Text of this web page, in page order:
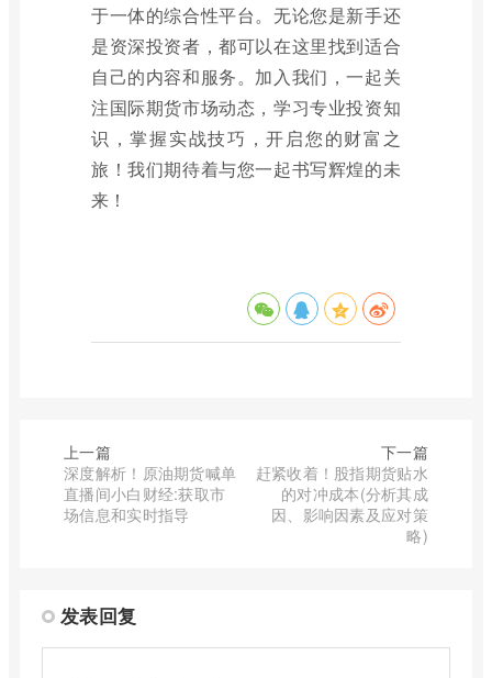
于一体的综合性平台。无论您是新手还
是资深投资者，都可以在这里找到适合
自己的内容和服务。加入我们，一起关
注国际期货市场动态，学习专业投资知
识，掌握实战技巧，开启您的财富之
旅！我们期待着与您一起书写辉煌的未
来！
上一篇
深度解析！原油期货喊单
直播间小白财经:获取市
场信息和实时指导
下一篇
赶紧收着！股指期货贴水
的对冲成本(分析其成
因、影响因素及应对策
略)
发表回复